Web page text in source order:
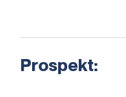
Prospekt: